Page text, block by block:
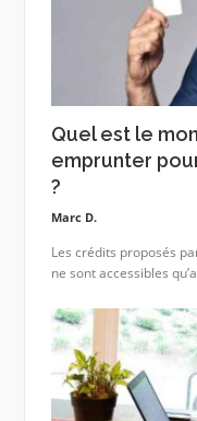
Quel est le
emprunter
?
Marc D.
Les crédits proposés
ne sont accessibles